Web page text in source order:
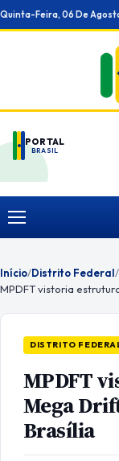
Ir
para
Quinta-Feira, 06 De
PORTAL
BRASIL
Menu
Início/Distrito Federal/
MPDFT vistoria
DISTRITO
MPDFT
Mega
Brasília